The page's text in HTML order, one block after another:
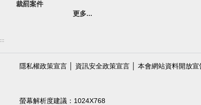
裁罰案件
更多...
:::
隱私權政策宣言 資訊安全政策宣言 本會網站資料開放宣
螢幕解析度建議：1024X768